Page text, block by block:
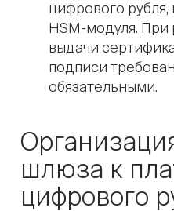
цифрового рубля,
HSM-модуля. При
выдачи
подписи
обязательными.
шлюза к
цифрового